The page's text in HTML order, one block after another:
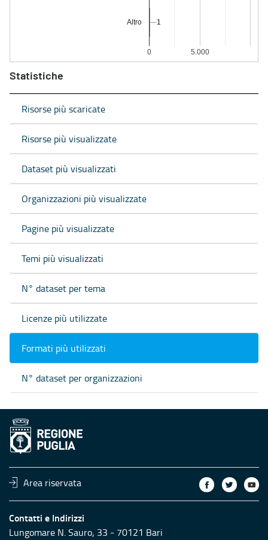
0 5.000
Altro 11
Statistiche
Risorse più scaricate
Risorse più visualizzate
Dataset più visualizzati
Organizzazioni più visualizzate
Pagine più visualizzate
Temi più visualizzati
N° dataset per tema
Licenze più utilizzate
Formati più utilizzati
N° dataset per organizzazioni
Area riservata
Contatti e Indirizzi
Lungomare N. Sauro, 33 - 70121 Bari